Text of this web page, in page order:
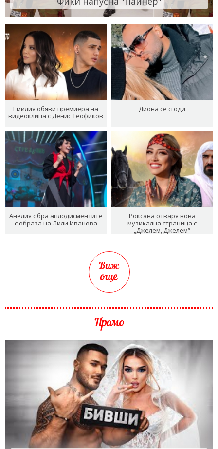
Емилия обяви премиера на
видеоклипа с Денис Теофиков
Диона се сгоди
Анелия обра аплодисментите
с образа на Лили Иванова
Роксана отваря нова
музикална страница с
„Джелем, Джелем“
Виж
още
Промо